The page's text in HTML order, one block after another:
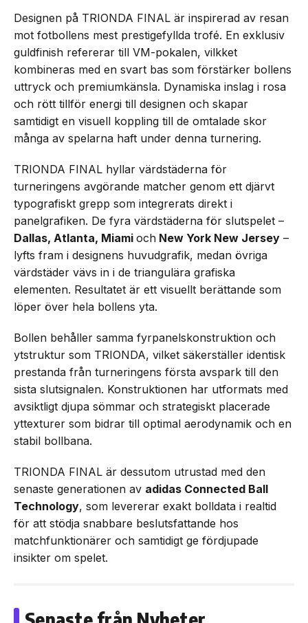
Designen på TRIONDA FINAL är inspirerad av resan
mot fotbollens mest prestigefyllda trofé. En exklusiv
guldfinish refererar till VM-pokalen, vilkket
kombineras med en svart bas som förstärker bollens
uttryck och premiumkänsla. Dynamiska inslag i rosa
och rött tillför energi till designen och skapar
samtidigt en visuell koppling till de omtalade skor
många av spelarna haft under denna turnering.
TRIONDA FINAL hyllar värdstäderna för
turneringens avgörande matcher genom ett djärvt
typografiskt grepp som integrerats direkt i
panelgrafiken. De fyra värdstäderna för slutspelet –
Dallas, Atlanta, Miami och New York New Jersey –
lyfts fram i designens huvudgrafik, medan övriga
värdstäder vävs in i de triangulära grafiska
elementen. Resultatet är ett visuellt berättande som
löper över hela bollens yta.
Bollen behåller samma fyrpanelskonstruktion och
ytstruktur som TRIONDA, vilket säkerställer identisk
prestanda från turneringens första avspark till den
sista slutsignalen. Konstruktionen har utformats med
avsiktligt djupa sömmar och strategiskt placerade
yttexturer som bidrar till optimal aerodynamik och en
stabil bollbana.
TRIONDA FINAL är dessutom utrustad med den
senaste generationen av adidas Connected Ball
Technology, som levererar exakt bolldata i realtid
för att stödja snabbare beslutsfattande hos
matchfunktionärer och samtidigt ge fördjupade
insikter om spelet.